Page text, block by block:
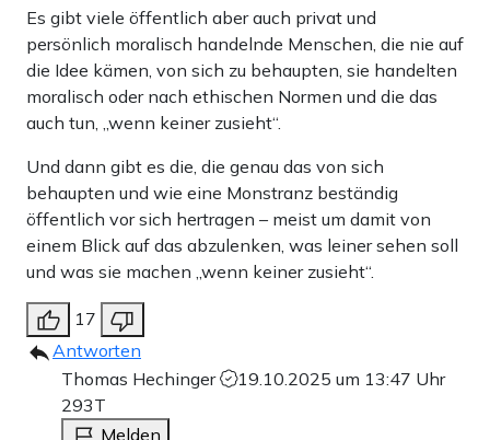
Es gibt viele öffentlich aber auch privat und
persönlich moralisch handelnde Menschen, die nie auf
die Idee kämen, von sich zu behaupten, sie handelten
moralisch oder nach ethischen Normen und die das
auch tun, „wenn keiner zusieht“.
Und dann gibt es die, die genau das von sich
behaupten und wie eine Monstranz beständig
öffentlich vor sich hertragen – meist um damit von
einem Blick auf das abzulenken, was leiner sehen soll
und was sie machen „wenn keiner zusieht“.
17
Antworten
Thomas Hechinger
19.10.2025 um 13:47 Uhr
293T
Melden